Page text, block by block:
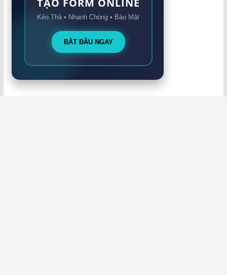
TẠO FORM ONLINE
Kéo Thả • Nhanh Chóng • Bảo Mật
BẮT ĐẦU NGAY